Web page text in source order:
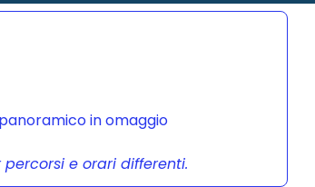
in omaggio
e orari differenti.